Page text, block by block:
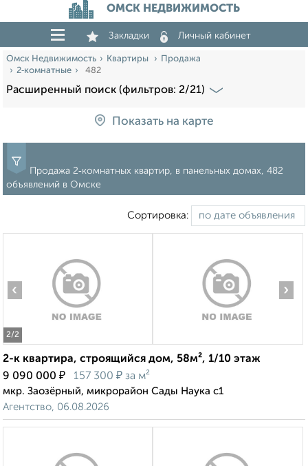
ОМСК НЕДВИЖИМОСТЬ
Закладки Личный кабинет
Омск Недвижимость Квартиры
Продажа
2‑комнатные
482
Расширенный поиск (фильтров: 2/21)
Показать на карте
Продажа 2‑комнатных квартир, в панельных домах, 482
объявлений в Омске
Сортировка:
2/2
‹ ›
2-к квартира, строящийся дом, 58м², 1/10 этаж
9 090 000 ₽ 157 300 ₽ за м²
мкр. Заозёрный, микрорайон Сады Наука с1
Агентство, 06.08.2026